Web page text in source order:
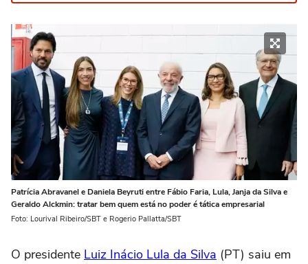
Patrícia Abravanel e Daniela Beyruti entre Fábio Faria, Lula, Janja da Silva e
Geraldo Alckmin: tratar bem quem está no poder é tática empresarial
Foto: Lourival Ribeiro/SBT e Rogerio Pallatta/SBT
O presidente Luiz Inácio Lula da Silva (PT) saiu em